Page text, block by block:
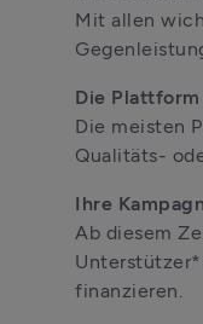
Mit allen
Die
Die meisten
Qualitäts-
Ihre
Ab diesem
finanzieren.